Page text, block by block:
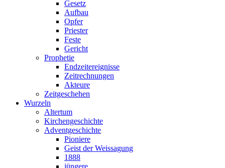
Gesetz
Aufbau
Opfer
Priester
Feste
Gericht
Prophetie
Endzeitereignisse
Zeitrechnungen
Akteure
Zeitgeschehen
Wurzeln
Altertum
Kirchengeschichte
Adventgeschichte
Pioniere
Geist der Weissagung
1888
jüngere